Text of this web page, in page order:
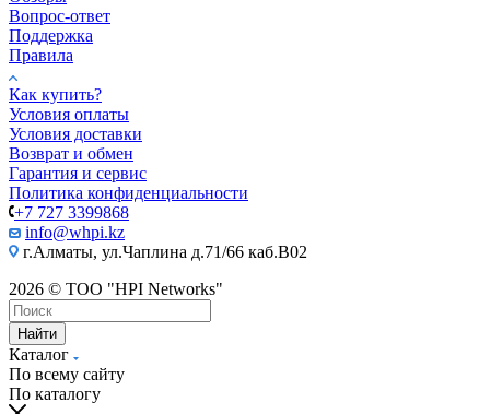
Вопрос-ответ
Поддержка
Правила
Как купить?
Условия оплаты
Условия доставки
Возврат и обмен
Гарантия и сервис
Политика конфиденциальности
+7 727 3399868
info@whpi.kz
г.Алматы, ул.Чаплина д.71/66 каб.B02
2026 © ТОО "HPI Networks"
Найти
Каталог
По всему сайту
По каталогу